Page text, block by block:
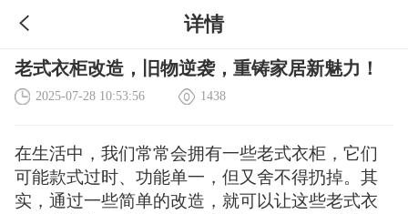
详情
老式衣柜改造，旧物逆袭，重铸家居新魅力！
2025-07-28 10:53:56 1438
在生活中，我们常常会拥有一些老式衣柜，它们
可能款式过时、功能单一，但又舍不得扔掉。其
实，通过一些简单的改造，就可以让这些老式衣